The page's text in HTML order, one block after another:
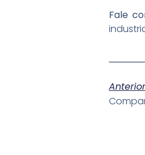
Fale
Anterior